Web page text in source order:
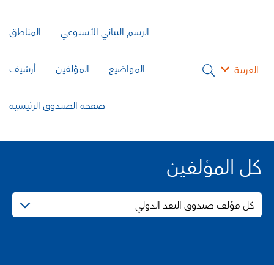
العربية
الرسم البياني الأسبوعي المناطق
المواضيع المؤلفين أرشيف
صفحة الصندوق الرئيسية
كل المؤلفين
كل مؤلف صندوق النقد الدولي